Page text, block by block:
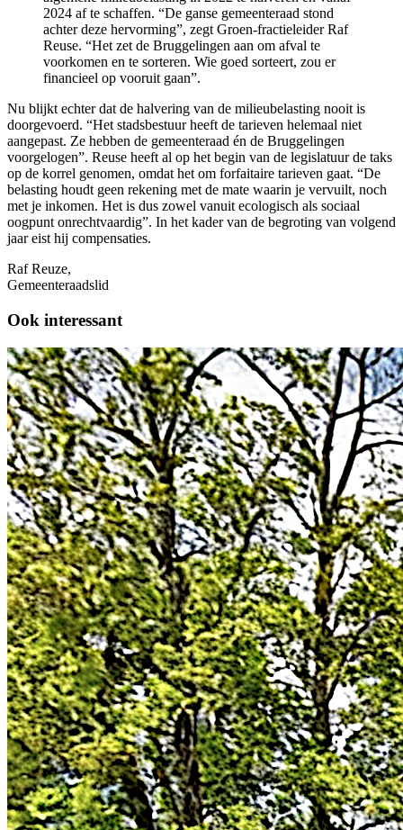
2024 af te schaffen. “De ganse gemeenteraad stond
achter deze hervorming”, zegt Groen-fractieleider Raf
Reuse. “Het zet de Bruggelingen aan om afval te
voorkomen en te sorteren. Wie goed sorteert, zou er
financieel op vooruit gaan”.
Nu blijkt echter dat de halvering van de milieubelasting nooit is
doorgevoerd. “Het stadsbestuur heeft de tarieven helemaal niet
aangepast. Ze hebben de gemeenteraad én de Bruggelingen
voorgelogen”. Reuse heeft al op het begin van de legislatuur de taks
op de korrel genomen, omdat het om forfaitaire tarieven gaat. “De
belasting houdt geen rekening met de mate waarin je vervuilt, noch
met je inkomen. Het is dus zowel vanuit ecologisch als sociaal
oogpunt onrechtvaardig”. In het kader van de begroting van volgend
jaar eist hij compensaties.
Raf Reuze,
Gemeenteraadslid
Ook interessant